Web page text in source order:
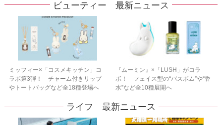
ビューティー 最新ニュース
ミッフィー×「コスメキッチン」コ
ラボ第3弾！ チャーム付きリップ
やトートバッグなど全18種登場へ
『ムーミン』×「LUSH」がコラ
ボ！ フェイス型の“バスボム”や“香
水”など全10種展開へ
ライフ 最新ニュース